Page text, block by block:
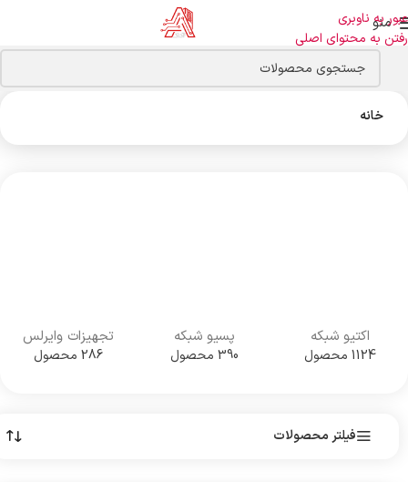
عبور به ناوبری
رفتن به محتوای اصلی
منو
خانه
اکتیو شبکه
1124 محصول
پسیو شبکه
390 محصول
تجهیزات وایرلس
286 محصول
فیلتر محصولات